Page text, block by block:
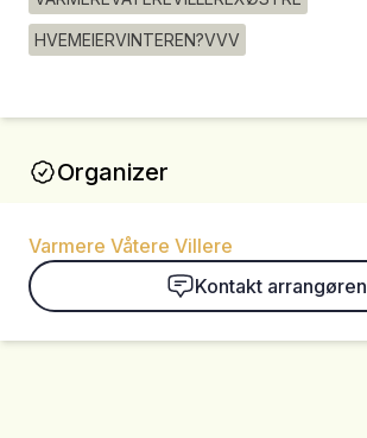
HVEMEIERVINTEREN?VVV
Organizer
Varmere Våtere Villere
Kontakt arrangøren